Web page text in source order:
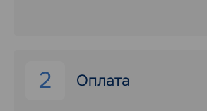
2 Оплата